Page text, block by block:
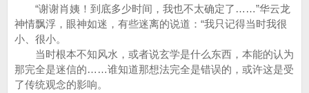
“谢谢肖姨！到底多少时间，我也不太确定了……”华云龙
神情飘浮，眼神如迷，有些迷离的说道：“我只记得当时我很
小、很小。
当时根本不知风水，或者说玄学是什么东西，本能的认为
那完全是迷信的……谁知道那想法完全是错误的，或许这是受
了传统观念的影响。